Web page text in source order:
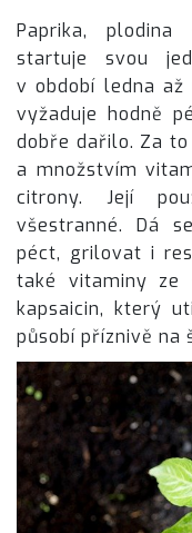
Paprika,
startuje svou
v období ledna
vyžaduje hodně
dobře dařilo. Za
a množstvím
citrony. Její
všestranné. Dá
péct, grilovat i
také vitaminy ze
kapsaicin, který
působí příznivě na